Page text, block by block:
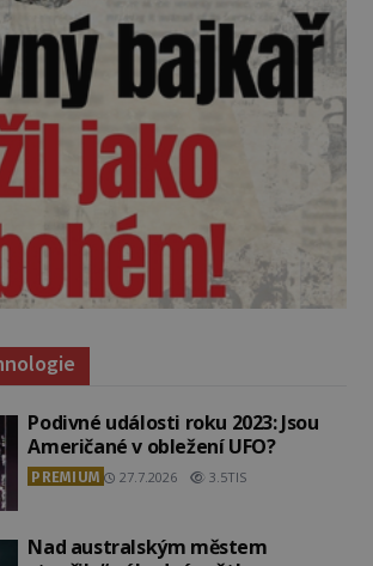
Podivné události roku 2023: Jsou
Američané v obležení UFO?
PREMIUM 27.7.2026 3.5TIS
Nad australským městem